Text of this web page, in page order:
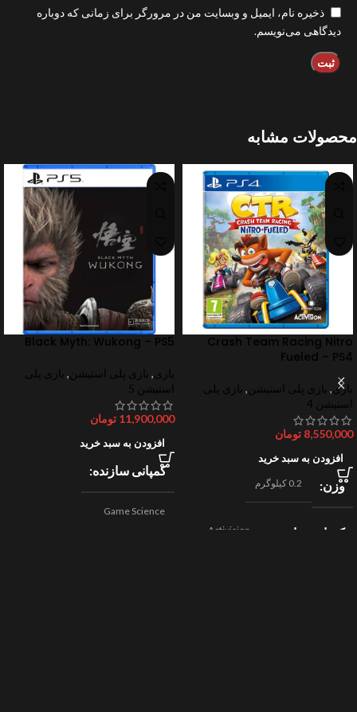
ذخیره نام، ایمیل و وبسایت من در مرورگر برای زمانی که دوباره
دیدگاهی می‌نویسم.
محصولات مشابه
Crash Team Racing Nitro
Fueled – PS4
بازی, بازی پلی استیشن , بازی پلی
استیشن 4
8,550,000 تومان
افزودن به سبد خرید
وزن 0.2 کیلوگرم
کمپانی سازنده
Activision
Black Myth: Wukong – PS5
بازی, بازی پلی استیشن , بازی پلی
استیشن 5
11,900,000 تومان
افزودن به سبد خرید
کمپانی سازنده
Game Science